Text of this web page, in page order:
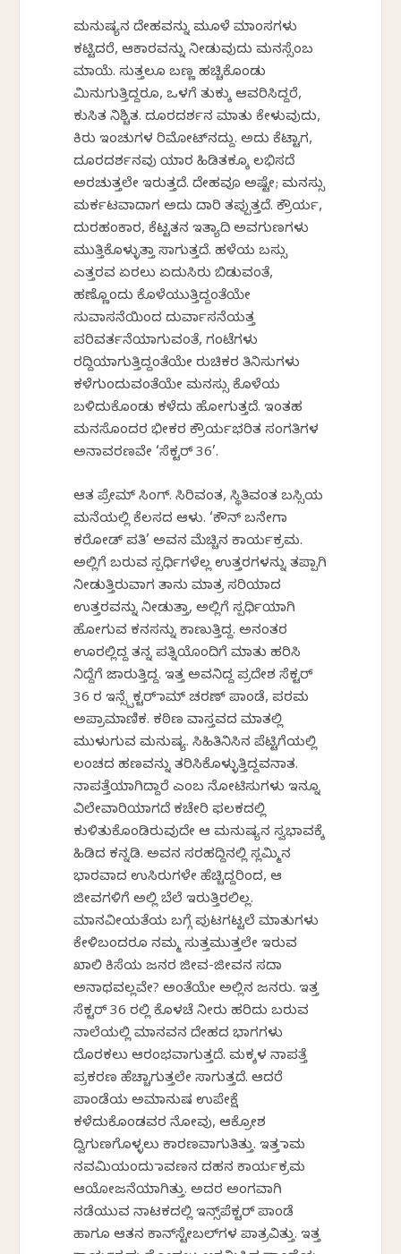
ಮನುಷ್ಯನ ದೇಹವನ್ನು ಮೂಳೆ ಮಾಂಸಗಳು
ಕಟ್ಟಿದರೆ, ಆಕಾರವನ್ನು ನೀಡುವುದು ಮನಸ್ಸೆಂಬ
ಮಾಯೆ. ಸುತ್ತಲೂ ಬಣ್ಣ ಹಚ್ಚಿಕೊಂಡು
ಮಿನುಗುತ್ತಿದ್ದರೂ, ಒಳಗೆ ತುಕ್ಕು ಆವರಿಸಿದ್ದರೆ,
ಕುಸಿತ ನಿಶ್ಚಿತ. ದೂರದರ್ಶನ ಮಾತು ಕೇಳುವುದು,
ಕಿರು ಇಂಚುಗಳ ರಿಮೋಟ್‌ನದ್ದು. ಅದು ಕೆಟ್ಟಾಗ,
ದೂರದರ್ಶನವು ಯಾರ ಹಿಡಿತಕ್ಕೂ ಲಭಿಸದೆ
ಅರಚುತ್ತಲೇ ಇರುತ್ತದೆ. ದೇಹವೂ ಅಷ್ಟೇ; ಮನಸ್ಸು
ಮರ್ಕಟವಾದಾಗ ಅದು ದಾರಿ ತಪ್ಪುತ್ತದೆ. ಕ್ರೌರ್ಯ,
ದುರಹಂಕಾರ, ಕೆಟ್ಟತನ ಇತ್ಯಾದಿ ಅವಗುಣಗಳು
ಮುತ್ತಿಕೊಳ್ಳುತ್ತಾ ಸಾಗುತ್ತದೆ. ಹಳೆಯ ಬಸ್ಸು
ಎತ್ತರವ ಏರಲು ಏದುಸಿರು ಬಿಡುವಂತೆ,
ಹಣ್ಣೊಂದು ಕೊಳೆಯುತ್ತಿದ್ದಂತೆಯೇ
ಸುವಾಸನೆಯಿಂದ ದುರ್ವಾಸನೆಯತ್ತ
ಪರಿವರ್ತನೆಯಾಗುವಂತೆ, ಗಂಟೆಗಳು
ರದ್ದಿಯಾಗುತ್ತಿದ್ದಂತೆಯೇ ರುಚಿಕರ ತಿನಿಸುಗಳು
ಕಳೆಗುಂದುವಂತೆಯೇ ಮನಸ್ಸು ಕೊಳೆಯ
ಬಳಿದುಕೊಂಡು ಕಳೆದು ಹೋಗುತ್ತದೆ. ಇಂತಹ
ಮನಸೊಂದರ ಭೀಕರ ಕ್ರೌರ್ಯಭರಿತ ಸಂಗತಿಗಳ
ಅನಾವರಣವೇ ‘ಸೆಕ್ಟರ್ 36’.
ಆತ ಪ್ರೇಮ್ ಸಿಂಗ್. ಸಿರಿವಂತ, ಸ್ಥಿತಿವಂತ ಬಸ್ಸಿಯ
ಮನೆಯಲ್ಲಿ ಕೆಲಸದ ಆಳು. ‘ಕೌನ್ ಬನೇಗಾ
ಕರೋಡ್ ಪತಿ’ ಅವನ ಮೆಚ್ಚಿನ ಕಾರ್ಯಕ್ರಮ.
ಅಲ್ಲಿಗೆ ಬರುವ ಸ್ಪರ್ಧಿಗಳೆಲ್ಲ ಉತ್ತರಗಳನ್ನು ತಪ್ಪಾಗಿ
ನೀಡುತ್ತಿರುವಾಗ ತಾನು ಮಾತ್ರ ಸರಿಯಾದ
ಉತ್ತರವನ್ನು ನೀಡುತ್ತಾ, ಅಲ್ಲಿಗೆ ಸ್ಪರ್ಧಿಯಾಗಿ
ಹೋಗುವ ಕನಸನ್ನು ಕಾಣುತ್ತಿದ್ದ. ಅನಂತರ
ಊರಲ್ಲಿದ್ದ ತನ್ನ ಪತ್ನಿಯೊಂದಿಗೆ ಮಾತು ಹರಿಸಿ
ನಿದ್ದೆಗೆ ಜಾರುತ್ತಿದ್ದ. ಇತ್ತ ಅವನಿದ್ದ ಪ್ರದೇಶ ಸೆಕ್ಟರ್
36 ರ ಇನ್ಸ್ಪೆಕ್ಟರ್ ರಾಮ್ ಚರಣ್ ಪಾಂಡೆ, ಪರಮ
ಅಪ್ರಾಮಾಣಿಕ. ಕಠಿಣ ವಾಸ್ತವದ ಮಾತಲ್ಲಿ
ಮುಳುಗುವ ಮನುಷ್ಯ. ಸಿಹಿತಿನಿಸಿನ ಪೆಟ್ಟಿಗೆಯಲ್ಲಿ
ಲಂಚದ ಹಣವನ್ನು ತರಿಸಿಕೊಳ್ಳುತ್ತಿದ್ದವನಾತ.
ನಾಪತ್ತೆಯಾಗಿದ್ದಾರೆ ಎಂಬ ನೋಟಿಸುಗಳು ಇನ್ನೂ
ವಿಲೇವಾರಿಯಾಗದೆ ಕಚೇರಿ ಫಲಕದಲ್ಲಿ
ಕುಳಿತುಕೊಂಡಿರುವುದೇ ಆ ಮನುಷ್ಯನ ಸ್ವಭಾವಕ್ಕೆ
ಹಿಡಿದ ಕನ್ನಡಿ. ಅವನ ಸರಹದ್ದಿನಲ್ಲಿ ಸ್ಲಮ್ಮಿನ
ಭಾರವಾದ ಉಸಿರುಗಳೇ ಹೆಚ್ಚಿದ್ದರಿಂದ, ಆ
ಜೀವಗಳಿಗೆ ಅಲ್ಲಿ ಬೆಲೆ ಇರುತ್ತಿರಲಿಲ್ಲ.
ಮಾನವೀಯತೆಯ ಬಗ್ಗೆ ಪುಟಗಟ್ಟಲೆ ಮಾತುಗಳು
ಕೇಳಿಬಂದರೂ ನಮ್ಮ ಸುತ್ತಮುತ್ತಲೇ ಇರುವ
ಖಾಲಿ ಕಿಸೆಯ ಜನರ ಜೀವ-ಜೀವನ ಸದಾ
ಅನಾಥವಲ್ಲವೇ? ಅಂತೆಯೇ ಅಲ್ಲಿನ ಜನರು. ಇತ್ತ
ಸೆಕ್ಟರ್ 36 ರಲ್ಲಿ ಕೊಳಚೆ ನೀರು ಹರಿದು ಬರುವ
ನಾಲೆಯಲ್ಲಿ ಮಾನವನ ದೇಹದ ಭಾಗಗಳು
ದೊರಕಲು ಆರಂಭವಾಗುತ್ತದೆ. ಮಕ್ಕಳ ನಾಪತ್ತೆ
ಪ್ರಕರಣ ಹೆಚ್ಚಾಗುತ್ತಲೇ ಸಾಗುತ್ತದೆ. ಆದರೆ
ಪಾಂಡೆಯ ಅಮಾನುಷ ಉಪೇಕ್ಷೆ
ಕಳೆದುಕೊಂಡವರ ನೋವು, ಆಕ್ರೋಶ
ದ್ವಿಗುಣಗೊಳ್ಳಲು ಕಾರಣವಾಗುತಿತ್ತು. ಇತ್ತ ರಾಮ
ನವಮಿಯಂದು ರಾವಣನ ದಹನ ಕಾರ್ಯಕ್ರಮ
ಆಯೋಜನೆಯಾಗಿತ್ತು. ಅದರ ಅಂಗವಾಗಿ
ನಡೆಯುವ ನಾಟಕದಲ್ಲಿ ಇನ್ಸ್‌ಪೆಕ್ಟರ್ ಪಾಂಡೆ
ಹಾಗೂ ಆತನ ಕಾನ್‌ಸ್ಟೇಬಲ್‌ಗಳ ಪಾತ್ರವಿತ್ತು. ಇತ್ತ